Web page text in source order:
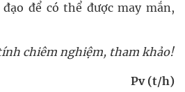
để có thể được may mắn,
chiêm nghiệm, tham khảo!
Pv (t/h)